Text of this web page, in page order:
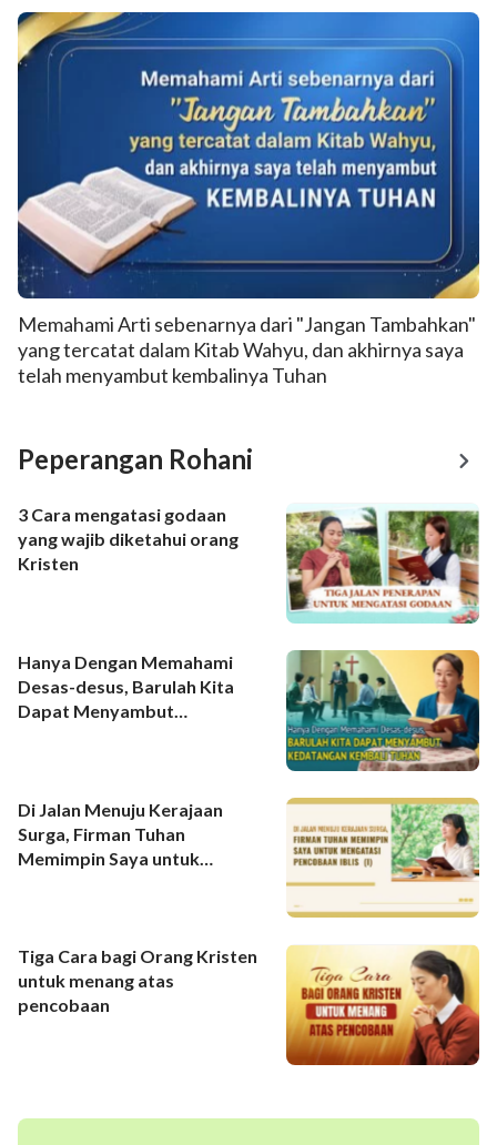
Memahami Arti sebenarnya dari "Jangan Tambahkan"
yang tercatat dalam Kitab Wahyu, dan akhirnya saya
telah menyambut kembalinya Tuhan
Peperangan Rohani
3 Cara mengatasi godaan
yang wajib diketahui orang
Kristen
Hanya Dengan Memahami
Desas-desus, Barulah Kita
Dapat Menyambut
Di Jalan Menuju Kerajaan
Surga, Firman Tuhan
Memimpin Saya untuk
Tiga Cara bagi Orang Kristen
untuk menang atas
pencobaan